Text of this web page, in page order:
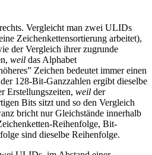
Vergleicht man zwei ULIDs
Zeichenkettensortierung arbeitet),
der Vergleich ihrer zugrunde
weil das Alphabet
Zeichen bedeutet immer einen
128-Bit-Ganzzahlen ergibt dieselbe
Erstellungszeiten, weil der
Bits sitzt und so den Vergleich
bricht nur Gleichstände innerhalb
Reihenfolge, Bit-
sind dieselbe Reihenfolge.